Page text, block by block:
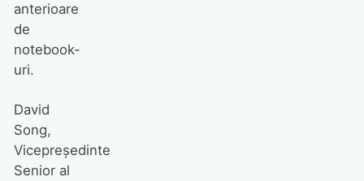
anterioare
de
notebook-
uri.
David
Song,
Vicepreşedinte
Senior al